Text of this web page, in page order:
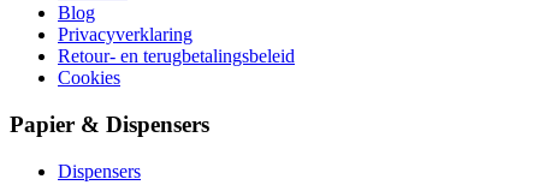
Blog
Privacyverklaring
Retour- en terugbetalingsbeleid
Cookies
Papier & Dispensers
Dispensers